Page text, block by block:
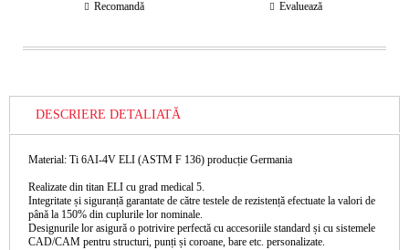
Recomandă Evaluează
DESCRIERE DETALIATĂ
Material: Ti 6AI-4V ELI (ASTM F 136) producție Germania
Realizate din titan ELI cu grad medical 5.
Integritate și siguranță garantate de către testele de rezistență efectuate la valori de
până la 150% din cuplurile lor nominale.
Designurile lor asigură o potrivire perfectă cu accesoriile standard și cu sistemele
CAD/CAM pentru structuri, punți și coroane, bare etc. personalizate.